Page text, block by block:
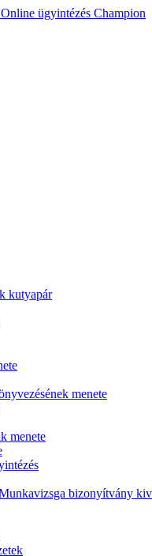
Online ügyintézés Champion
kutyapár
menete
menete
bizonyítvány